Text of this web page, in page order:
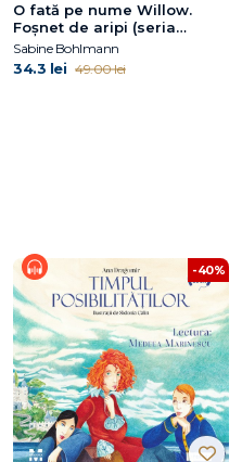
O fată pe nume Willow.
Foșnet de aripi (seria
Willow, vol.3)
Sabine Bohlmann
34.3 lei 49.00 lei
-40%